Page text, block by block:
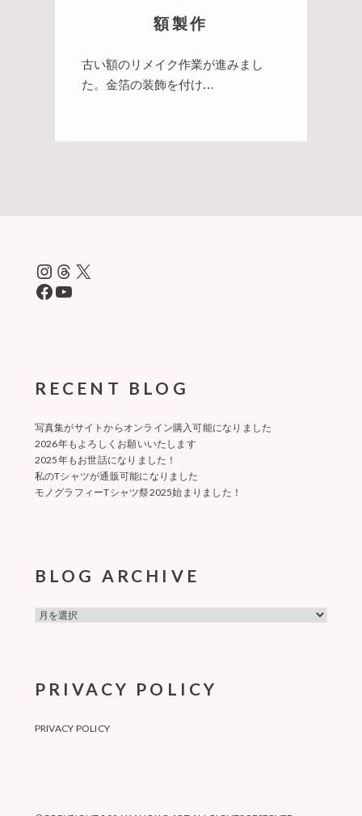
額製作
古い額のリメイク作業が進みまし
た。金箔の装飾を付け…
Instagram
Threads
X
Facebook
YouTube
RECENT BLOG
写真集がサイトからオンライン購入可能になりました
2026年もよろしくお願いいたします
2025年もお世話になりました！
私のTシャツが通販可能になりました
モノグラフィーTシャツ祭2025始まりました！
BLOG ARCHIVE
BLOG
PRIVACY POLICY
PRIVACY POLICY